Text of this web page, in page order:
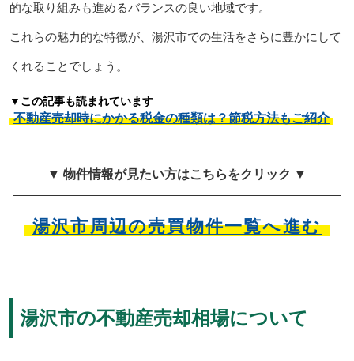
的な取り組みも進めるバランスの良い地域です。
これらの魅力的な特徴が、湯沢市での生活をさらに豊かにして
くれることでしょう。
▼この記事も読まれています
不動産売却時にかかる税金の種類は？節税方法もご紹介
▼ 物件情報が見たい方はこちらをクリック ▼
湯沢市周辺の売買物件一覧へ進む
湯沢市の不動産売却相場について